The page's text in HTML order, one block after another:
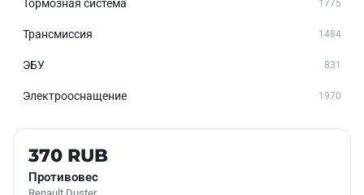
Тормозная система 1775
Трансмиссия 1484
ЭБУ 831
Электрооснащение 1970
Б/У В НАЛИЧИИ
370 RUB
Противовес